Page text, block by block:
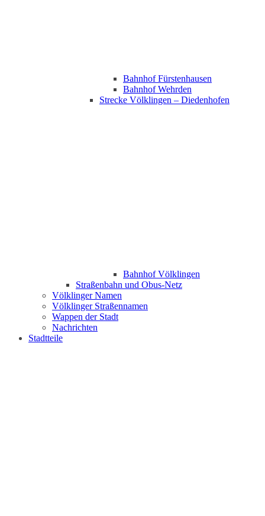
Bahnhof Fürstenhausen
Bahnhof Wehrden
Strecke Völklingen – Diedenhofen
Bahnhof Völklingen
Straßenbahn und Obus-Netz
Völklinger Namen
Völklinger Straßennamen
Wappen der Stadt
Nachrichten
Stadtteile